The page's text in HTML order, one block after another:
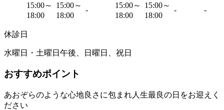
15:00～
18:00
15:00～
18:00
-
15:00～
18:00
15:00～
18:00
- -
休診日
水曜日・土曜日午後、日曜日、祝日
おすすめポイント
あおぞらのような心地良さに包まれ人生最良の日をお迎えく
ださい